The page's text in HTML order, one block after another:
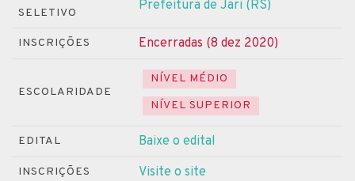
SELETIVO
Prefeitura de Jari (RS)
INSCRIÇÕES Encerradas (8 dez 2020)
ESCOLARIDADE
NÍVEL MÉDIO
NÍVEL SUPERIOR
EDITAL Baixe o edital
INSCRIÇÕES Visite o site